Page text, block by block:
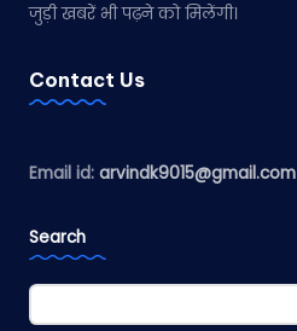
जुड़ी खबरें भी पढ़ने को मिलेंगी।
Contact Us
Email id: arvindk9015@gmail.com
Search